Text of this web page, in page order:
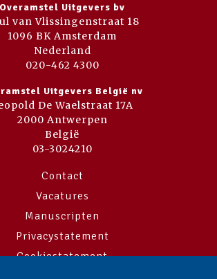
Overamstel Uitgevers bv
van Vlissingenstraat 18
1096 BK Amsterdam
Nederland
020-462 4300
Uitgevers België nv
De Waelstraat 17A
2000 Antwerpen
België
03-3024210
Contact
Vacatures
Manuscripten
Privacystatement
Cookiestatement